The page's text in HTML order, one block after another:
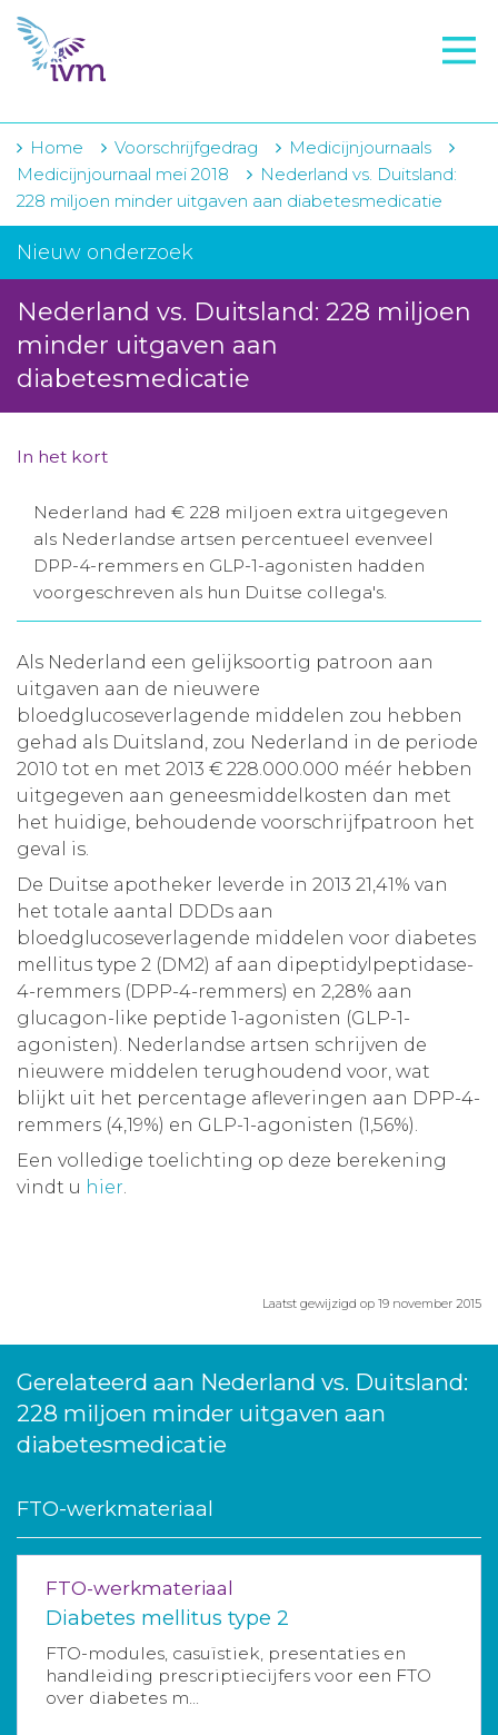
VMI
FTO voorbereiding
IVM-academie
Zorginstellingen
Projecten
Over IVM
Actueel
Aanmelden nieuwsbrief
Inloggen
Toegang leeromgeving
Home Voorschrijfgedrag
Medicijnjournaals
Medicijnjournaal mei 2018
Nederland vs. Duitsland:
228 miljoen minder uitgaven aan diabetesmedicatie
Nieuw onderzoek
Nederland vs. Duitsland: 228 miljoen
minder uitgaven aan
diabetesmedicatie
In het kort
Nederland had € 228 miljoen extra uitgegeven
als Nederlandse artsen percentueel evenveel
DPP-4-remmers en GLP-1-agonisten hadden
voorgeschreven als hun Duitse collega's.
Als Nederland een gelijksoortig patroon aan
uitgaven aan de nieuwere
bloedglucoseverlagende middelen zou hebben
gehad als Duitsland, zou Nederland in de periode
2010 tot en met 2013 € 228.000.000 méér hebben
uitgegeven aan geneesmiddelkosten dan met
het huidige, behoudende voorschrijfpatroon het
geval is.
De Duitse apotheker leverde in 2013 21,41% van
het totale aantal DDDs aan
bloedglucoseverlagende middelen voor diabetes
mellitus type 2 (DM2) af aan dipeptidylpeptidase-
4-remmers (DPP-4-remmers) en 2,28% aan
glucagon-like peptide 1-agonisten (GLP-1-
agonisten). Nederlandse artsen schrijven de
nieuwere middelen terughoudend voor, wat
blijkt uit het percentage afleveringen aan DPP-4-
remmers (4,19%) en GLP-1-agonisten (1,56%).
Een volledige toelichting op deze berekening
vindt u hier.
Laatst gewijzigd op 19 november 2015
Gerelateerd aan Nederland vs. Duitsland:
228 miljoen minder uitgaven aan
diabetesmedicatie
FTO-werkmateriaal
FTO-werkmateriaal
Diabetes mellitus type 2
FTO-modules, casuïstiek, presentaties en
handleiding prescriptiecijfers voor een FTO
over diabetes m...